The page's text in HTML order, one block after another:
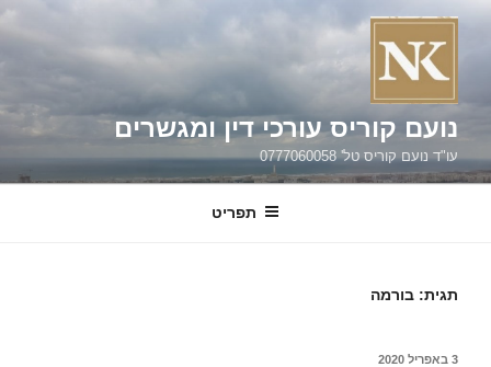
דילוג
נועם קוריס עורכי דין ומגשרים
עו"ד נועם קוריס טל' 0777060058
תפריט
תגית: בורמה
פורסם
3 באפריל 2020